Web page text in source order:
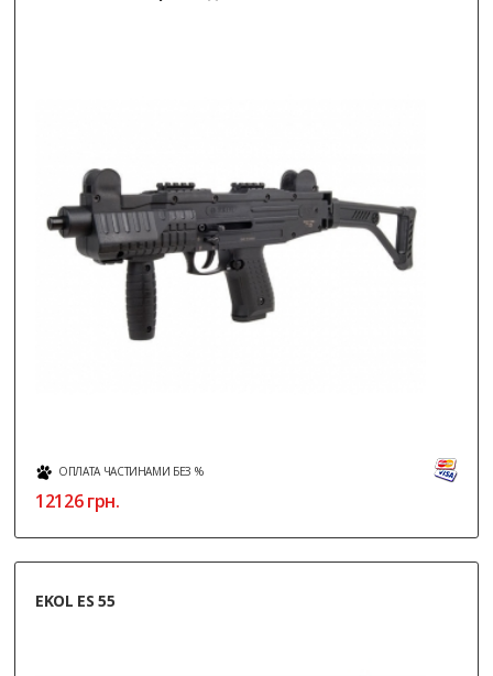
ОПЛАТА ЧАСТИНАМИ БЕЗ %
12126грн.
EKOL ES 55